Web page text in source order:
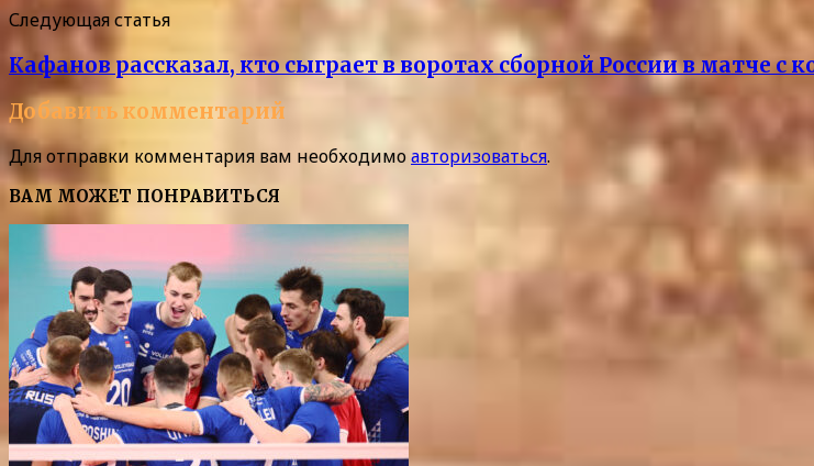
Следующая статья
Кафанов рассказал, кто сыграет в воротах сборной России в матче с
Добавить комментарий
Для отправки комментария вам необходимоавторизоваться.
ВАМ МОЖЕТ ПОНРАВИТЬСЯ